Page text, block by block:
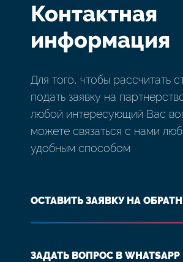
Контактная
информация
Для того, чтобы рассчитать
подать заявку на
любой интересующий Вас
можете связаться с нами
удобным способом
ОСТАВИТЬ ЗАЯВКУ НА
ЗАДАТЬ ВОПРОС В WHATSAPP